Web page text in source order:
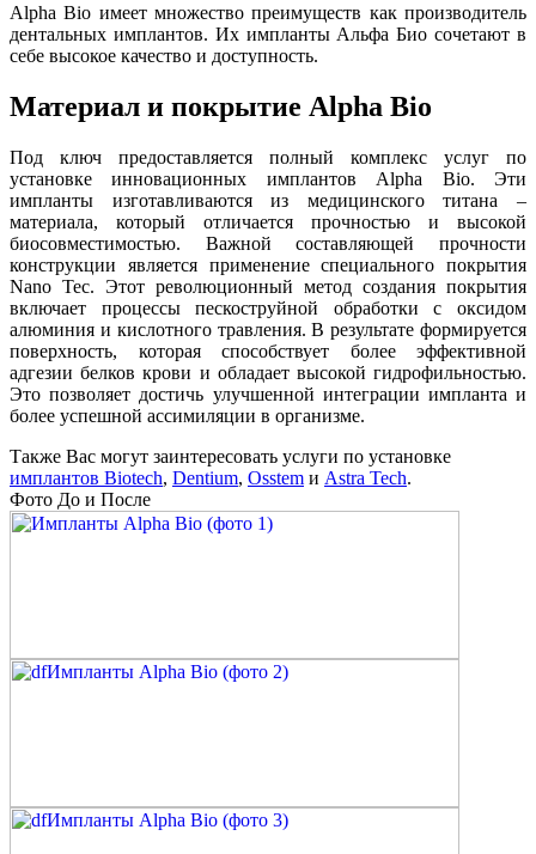
Alpha Bio имеет множество преимуществ как производитель
дентальных имплантов. Их импланты Альфа Био сочетают в
себе высокое качество и доступность.
Материал и покрытие Alpha Bio
Под ключ предоставляется полный комплекс услуг по
установке инновационных имплантов Alpha Bio. Эти
импланты изготавливаются из медицинского титана –
материала, который отличается прочностью и высокой
биосовместимостью. Важной составляющей прочности
конструкции является применение специального покрытия
Nano Tec. Этот революционный метод создания покрытия
включает процессы пескоструйной обработки с оксидом
алюминия и кислотного травления. В результате формируется
поверхность, которая способствует более эффективной
адгезии белков крови и обладает высокой гидрофильностью.
Это позволяет достичь улучшенной интеграции импланта и
более успешной ассимиляции в организме.
Также Вас могут заинтересовать услуги по установке
имплантов Biotech, Dentium, Osstem и Astra Tech.
Фото До и После